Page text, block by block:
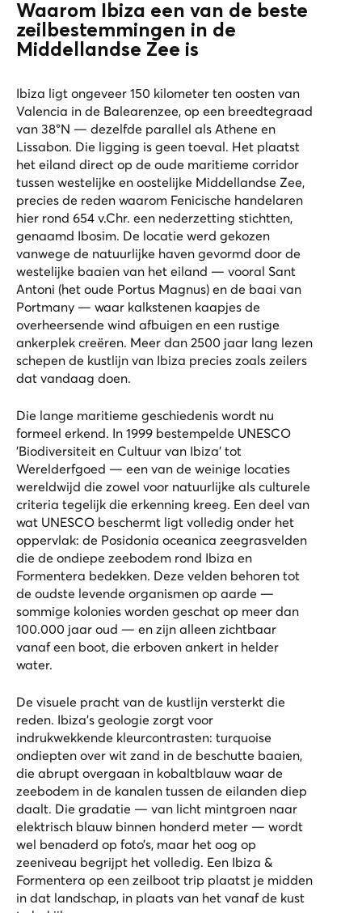
Waarom Ibiza een van de beste
zeilbestemmingen in de
Middellandse Zee is
Ibiza ligt ongeveer 150 kilometer ten oosten van
Valencia in de Balearenzee, op een breedtegraad
van 38°N — dezelfde parallel als Athene en
Lissabon. Die ligging is geen toeval. Het plaatst
het eiland direct op de oude maritieme corridor
tussen westelijke en oostelijke Middellandse Zee,
precies de reden waarom Fenicische handelaren
hier rond 654 v.Chr. een nederzetting stichtten,
genaamd Ibosim. De locatie werd gekozen
vanwege de natuurlijke haven gevormd door de
westelijke baaien van het eiland — vooral Sant
Antoni (het oude Portus Magnus) en de baai van
Portmany — waar kalkstenen kaapjes de
overheersende wind afbuigen en een rustige
ankerplek creëren. Meer dan 2500 jaar lang lezen
schepen de kustlijn van Ibiza precies zoals zeilers
dat vandaag doen.
Die lange maritieme geschiedenis wordt nu
formeel erkend. In 1999 bestempelde UNESCO
'Biodiversiteit en Cultuur van Ibiza' tot
Werelderfgoed — een van de weinige locaties
wereldwijd die zowel voor natuurlijke als culturele
criteria tegelijk die erkenning kreeg. Een deel van
wat UNESCO beschermt ligt volledig onder het
oppervlak: de Posidonia oceanica zeegrasvelden
die de ondiepe zeebodem rond Ibiza en
Formentera bedekken. Deze velden behoren tot
de oudste levende organismen op aarde —
sommige kolonies worden geschat op meer dan
100.000 jaar oud — en zijn alleen zichtbaar
vanaf een boot, die erboven ankert in helder
water.
De visuele pracht van de kustlijn versterkt die
reden. Ibiza’s geologie zorgt voor
indrukwekkende kleurcontrasten: turquoise
ondiepten over wit zand in de beschutte baaien,
die abrupt overgaan in kobaltblauw waar de
zeebodem in de kanalen tussen de eilanden diep
daalt. Die gradatie — van licht mintgroen naar
elektrisch blauw binnen honderd meter — wordt
wel benaderd op foto’s, maar het oog op
zeeniveau begrijpt het volledig. Een Ibiza &
Formentera op een zeilboot trip plaatst je midden
in dat landschap, in plaats van het vanaf de kust